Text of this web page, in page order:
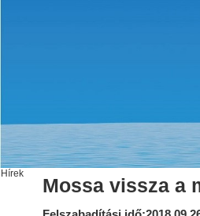
Hírek
Mossa vissza a